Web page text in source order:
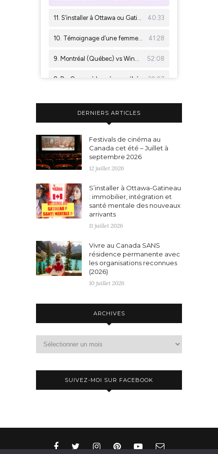
DERNIERS ARTICLES
Festivals de cinéma au
Canada cet été – Juillet à
septembre 2026
12 juillet 2026
S’installer à Ottawa-Gatineau
: immobilier, intégration et
santé mentale des nouveaux
arrivants
11 juillet 2026
Vivre au Canada SANS
résidence permanente avec
les organisations reconnues
(2026)
10 juillet 2026
ARCHIVES
SUIVEZ-MOI SUR FACEBOOK